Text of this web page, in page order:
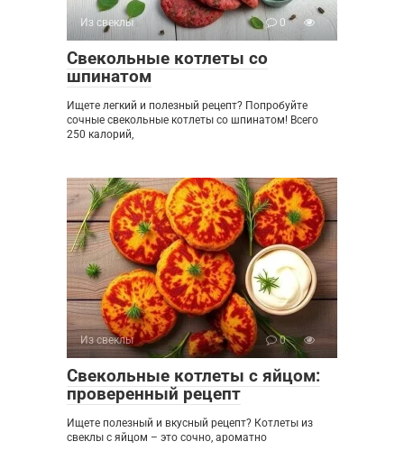
Из свеклы 0
Свекольные котлеты со
шпинатом
Ищете легкий и полезный рецепт? Попробуйте
сочные свекольные котлеты со шпинатом! Всего
250 калорий,
Из свеклы 0
Свекольные котлеты с яйцом:
проверенный рецепт
Ищете полезный и вкусный рецепт? Котлеты из
свеклы с яйцом – это сочно, ароматно